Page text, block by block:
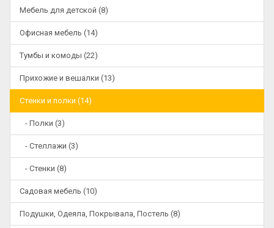
Мебель для детской (8)
Офисная мебель (14)
Тумбы и комоды (22)
Прихожие и вешалки (13)
Стенки и полки (14)
- Полки (3)
- Стеллажи (3)
- Стенки (8)
Садовая мебель (10)
Подушки, Одеяла, Покрывала, Постель (8)